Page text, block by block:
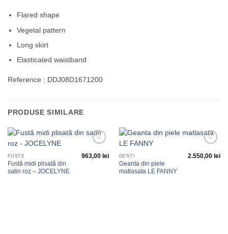
Flared shape
Vegetal pattern
Long skirt
Elasticated waistband
Reference : DDJ08D1671200
PRODUSE SIMILARE
la
FUSTE
Fustă midi plisată din
satin roz – JOCELYNE
963,00 lei
la
GENȚI
Geanta din piele
matlasata LE FANNY
2.550,00 lei